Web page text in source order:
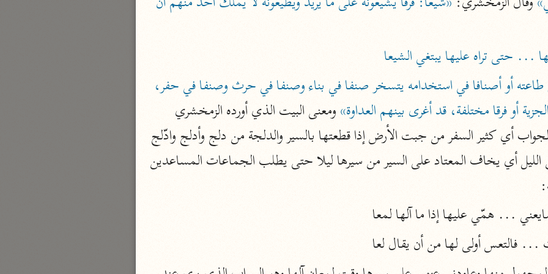
نحو ١١ مجلدًا
ابن جُزَيّ (٧٤١ هـ)
موسوعات
روح المعاني
الآلوسي (١٢٧٠ هـ)
مفاتيح الغيب
فخر الدين الرازي (٦٠٦ هـ)
نحو ٢٤ مجلدًا
نحو مجلد
أيسر التفاسير
أبو بكر الجزائري (١٤٣٩ هـ)
نحو ٣ مجلدات
القرآن – تدبّر وعمل
... حتى تراه عليها يبتغي الشيعا
أو فرقا مختلفة، قد أغرى بينهم العداوة»
... همّي عليها إذا ما آلها لمعا
... فالتعس أولى لها من أن يقال لعا